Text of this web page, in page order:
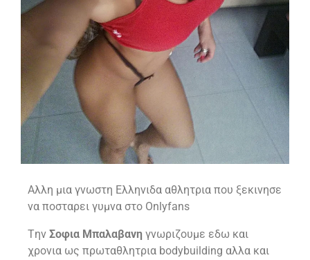
Αλλη μια γνωστη Ελληνιδα αθλητρια που ξεκινησε
να ποσταρει γυμνα στο Onlyfans
Tην Σοφια Μπαλαβανη γνωριζουμε εδω και
χρονια ως πρωταθλητρια bodybuilding αλλα και